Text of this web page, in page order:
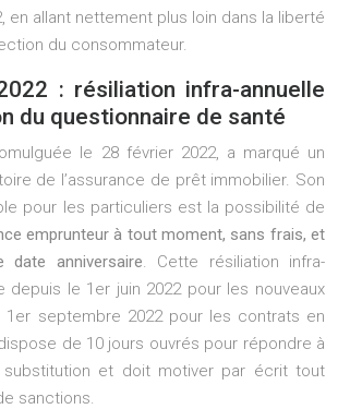
en allant nettement plus loin dans la liberté
du consommateur.
: résiliation infra-annuelle
du questionnaire de santé
le 28 février 2022, a marqué un
de l’assurance de prêt immobilier. Son
pour les particuliers est la possibilité de
emprunteur à tout moment, sans frais, et
date anniversaire. Cette résiliation infra-
depuis le 1er juin 2022 pour les nouveaux
septembre 2022 pour les contrats en
de 10 jours ouvrés pour répondre à
et doit motiver par écrit tout
sanctions.